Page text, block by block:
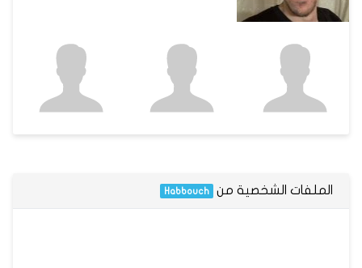
الملفات الشخصية من Habbouch